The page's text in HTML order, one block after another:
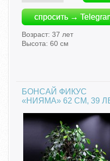
спросить →
Возраст: 37 лет
Высота: 60 см
БОНСАЙ ФИКУС
«НИЯМА» 62 СМ, 39